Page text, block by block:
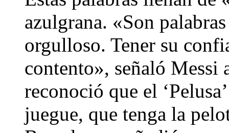
azulgrana. «Son
orgulloso. Tener su
contento», señaló Messi
reconoció que el
juegue, que tenga la